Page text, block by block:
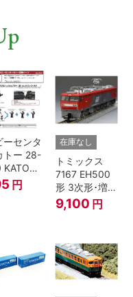
ーセンタ
トー 28-
KATOナ
ルカプラ
センタ
円
在庫なし
トミックス
7167 EH500
形 3次形･増備
型
9,100 円